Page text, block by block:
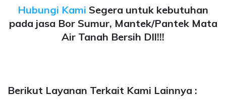
Hubungi Kami Segera untuk kebutuhan
pada jasa Bor Sumur, Mantek/Pantek Mata
Air Tanah Bersih Dll!!!
Berikut Layanan Terkait Kami Lainnya :